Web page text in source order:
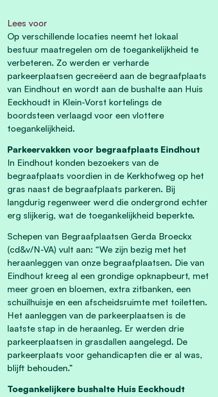
Lees voor
Op verschillende locaties neemt het lokaal
bestuur maatregelen om de toegankelijkheid te
verbeteren. Zo werden er verharde
parkeerplaatsen gecreëerd aan de begraafplaats
van Eindhout en wordt aan de bushalte aan Huis
Eeckhoudt in Klein-Vorst kortelings de
boordsteen verlaagd voor een vlottere
toegankelijkheid.
Parkeervakken voor begraafplaats Eindhout
In Eindhout konden bezoekers van de
begraafplaats voordien in de Kerkhofweg op het
gras naast de begraafplaats parkeren. Bij
langdurig regenweer werd die ondergrond echter
erg slijkerig, wat de toegankelijkheid beperkte.
Schepen van Begraafplaatsen Gerda Broeckx
(cd&v/N-VA) vult aan: “We zijn bezig met het
heraanleggen van onze begraafplaatsen. Die van
Eindhout kreeg al een grondige opknapbeurt, met
meer groen en bloemen, extra zitbanken, een
schuilhuisje en een afscheidsruimte met toiletten.
Het aanleggen van de parkeerplaatsen is de
laatste stap in de heraanleg. Er werden drie
parkeerplaatsen in grasdallen aangelegd. De
parkeerplaats voor gehandicapten die er al was,
blijft behouden.”
Toegankelijkere bushalte Huis Eeckhoudt